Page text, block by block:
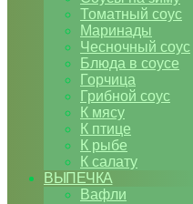
Томатный соус
Маринады
Чесночный соус
Блюда в соусе
Горчица
Грибной соус
К мясу
К птице
К рыбе
К салату
ВЫПЕЧКА
Вафли